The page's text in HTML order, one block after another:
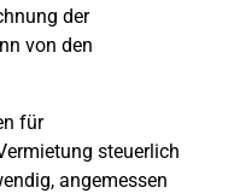
der
von den
für
steuerlich
angemessen